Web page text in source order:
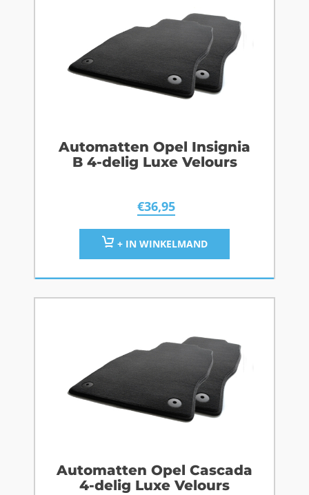
Automatten Opel Insignia
B 4-delig Luxe Velours
€36,95
+ IN WINKELMAND
Automatten Opel Cascada
4-delig Luxe Velours